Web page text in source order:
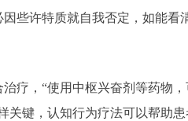
些许特质就自我否定，如能看
疗，“使用中枢兴奋剂等药物
关键，认知行为疗法可以帮助